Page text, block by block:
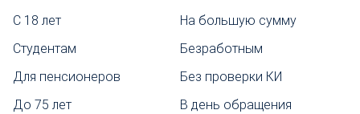
С 18 лет
Студентам
Для пенсионеров
До 75 лет
На большую сумму
Безработным
Без проверки КИ
В день обращения